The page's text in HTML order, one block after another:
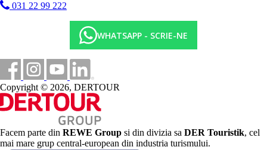
031 22 99 222
WHATSAPP - SCRIE-NE
Copyright © 2026, DERTOUR
Facem parte din REWE Group si din divizia sa DER Touristik, cel
mai mare grup central-european din industria turismului.